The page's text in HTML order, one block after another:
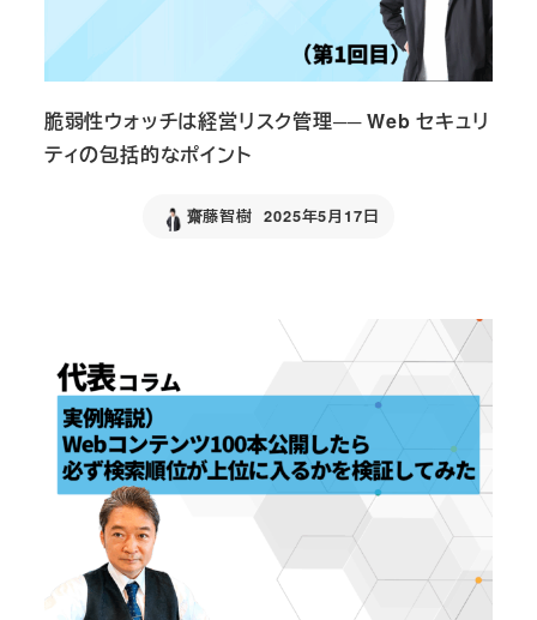
脆弱性ウォッチは経営リスク管理── Web セキュリ
ティの包括的なポイント
齋藤智樹
Published
2025年5月17日